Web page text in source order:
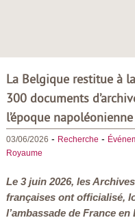
La Belgique restitue à
300 documents
l’époque napoléonienne
03/06/2026 - Recherche -
Royaume
Le 3 juin 2026, les
françaises ont officialisé,
l’ambassade de France